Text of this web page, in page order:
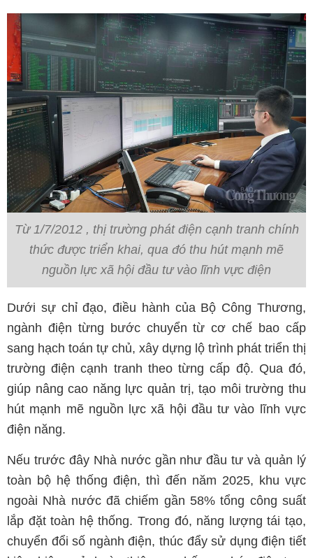
Từ 1/7/2012 , thị trường phát điện cạnh tranh chính
thức được triển khai, qua đó thu hút mạnh mẽ
nguồn lực xã hội đầu tư vào lĩnh vực điện
Dưới sự chỉ đạo, điều hành của Bộ Công Thương,
ngành điện từng bước chuyển từ cơ chế bao cấp
sang hạch toán tự chủ, xây dựng lộ trình phát triển thị
trường điện cạnh tranh theo từng cấp độ. Qua đó,
giúp nâng cao năng lực quản trị, tạo môi trường thu
hút mạnh mẽ nguồn lực xã hội đầu tư vào lĩnh vực
điện năng.
Nếu trước đây Nhà nước gần như đầu tư và quản lý
toàn bộ hệ thống điện, thì đến năm 2025, khu vực
ngoài Nhà nước đã chiếm gần 58% tổng công suất
lắp đặt toàn hệ thống. Trong đó, năng lượng tái tạo,
chuyển đổi số ngành điện, thúc đẩy sử dụng điện tiết